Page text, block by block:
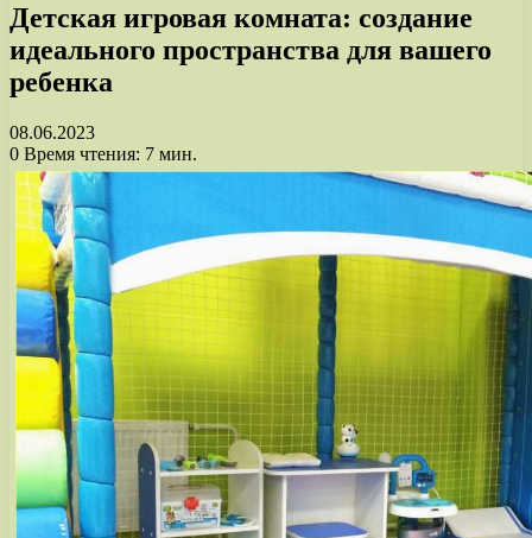
Детская игровая комната: создание
идеального пространства для вашего
ребенка
08.06.2023
0 Время чтения: 7 мин.